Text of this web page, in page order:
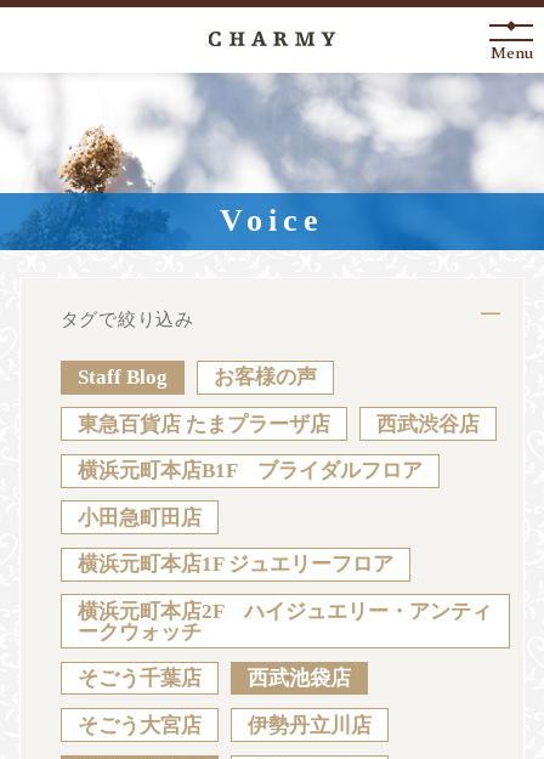
New Arrival
About
Engagement Ring
Anniversary
News Blog
Sustainability Voice Catalog
JA EN CH KO
Menu
Voice
タグで絞り込み
Staff Blog お客様の声
東急百貨店 たまプラーザ店 西武渋谷店
横浜元町本店B1F ブライダルフロア
小田急町田店
横浜元町本店1F ジュエリーフロア
横浜元町本店2F ハイジュエリー・アンティ
ークウォッチ
そごう千葉店 西武池袋店
そごう大宮店 伊勢丹立川店